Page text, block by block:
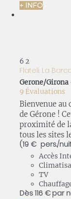
+ INFO
6 2
Flateli. La Barca
Gerone/
9 Évaluations
Bienvenue
de Gérone !
proximité de
tous les sites
(19 € pers./
Accès
TV
Dès116 € par